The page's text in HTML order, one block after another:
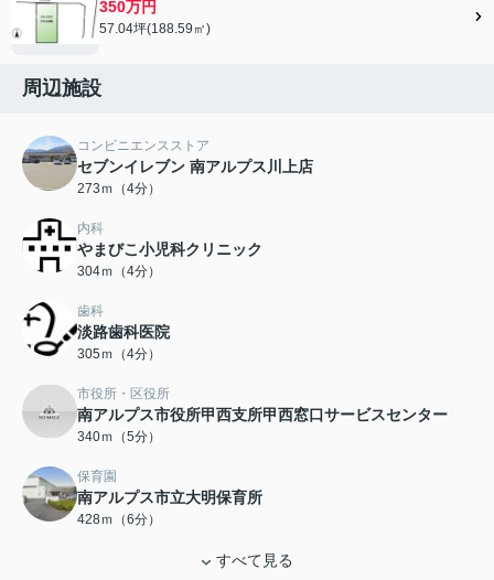
350万円
57.04坪(188.59㎡)
周辺施設
コンビニエンスストア
セブンイレブン 南アルプス川上店
273ｍ（4分）
内科
やまびこ小児科クリニック
304ｍ（4分）
歯科
淡路歯科医院
305ｍ（4分）
市役所・区役所
南アルプス市役所甲西支所甲西窓口サービスセンター
340ｍ（5分）
保育園
南アルプス市立大明保育所
428ｍ（6分）
すべて見る